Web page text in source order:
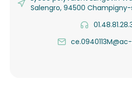
Salengro, 94500